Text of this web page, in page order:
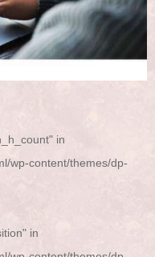
in
wp-content/themes/dp-
in